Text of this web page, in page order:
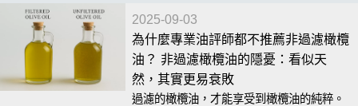
2025-09-03
為什麼專業油評師都不推薦非過濾橄欖
油？ 非過濾橄欖油的隱憂：看似天
然，其實更易衰敗
過濾的橄欖油，才能享受到橄欖油的純粹。